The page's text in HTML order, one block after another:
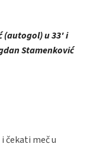
(autogol) u 33' i
Stamenković
čekati meč u